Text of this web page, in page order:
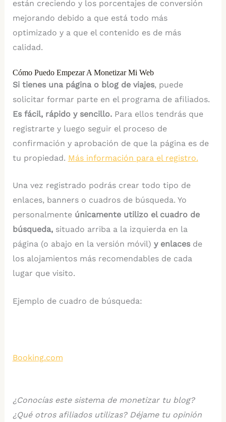
están creciendo y los porcentajes de conversión
mejorando debido a que está todo más
optimizado y a que el contenido es de más
calidad.
Cómo Puedo Empezar A Monetizar Mi Web
Si tienes una página o blog de viajes, puede
solicitar formar parte en el programa de afiliados.
Es fácil, rápido y sencillo.Para ellos tendrás que
registrarte y luego seguir el proceso de
confirmación y aprobación de que la página es de
tu propiedad. Más información para el registro.
Una vez registrado podrás crear todo tipo de
enlaces, banners o cuadros de búsqueda. Yo
personalmente únicamente utilizo el cuadro de
búsqueda, situado arriba a la izquierda en la
página (o abajo en la versión móvil) y enlacesde
los alojamientos más recomendables de cada
lugar que visito.
Ejemplo de cuadro de búsqueda:
Booking.com
¿Conocías este sistema de monetizar tu blog?
¿Qué otros afiliados utilizas? Déjame tu opinión